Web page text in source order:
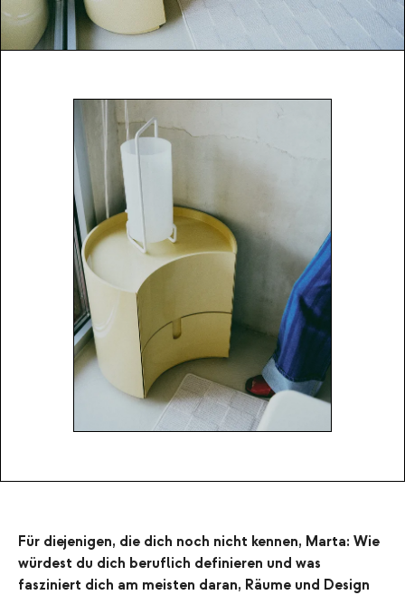
Für diejenigen, die dich noch nicht kennen, Marta: Wie
würdest du dich beruflich definieren und was
fasziniert dich am meisten daran, Räume und Design